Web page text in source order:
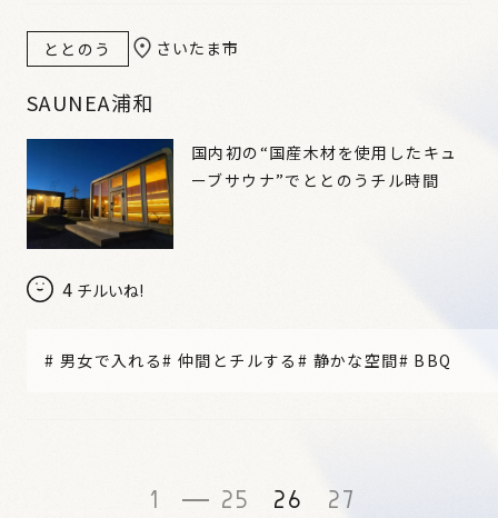
ととのう さいたま市
SAUNEA浦和
4 チルいね!
国内初の“国産木材を使用したキュ
ーブサウナ”でととのうチル時間
# 男女で入れる#仲間とチルする # 静かな空間# BBQ
1 25 26 27